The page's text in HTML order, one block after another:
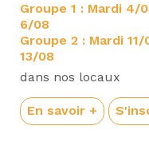
Groupe 1 : Mardi
6/08
Groupe 2 : Mardi
13/08
dans nos locaux
En savoir +